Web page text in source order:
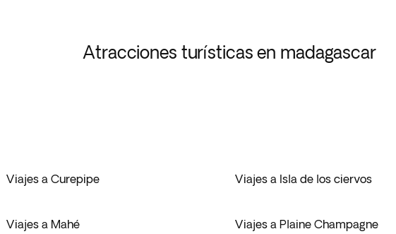
Atracciones turísticas en madagascar
Viajes a Curepipe Viajes a Isla de los ciervos
Viajes a Mahé Viajes a Plaine Champagne